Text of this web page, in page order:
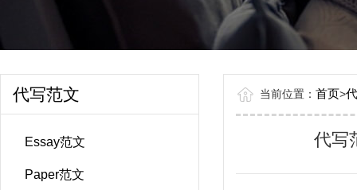
代写范文
Essay范文
Paper范文
当前位置： 首页>
代写